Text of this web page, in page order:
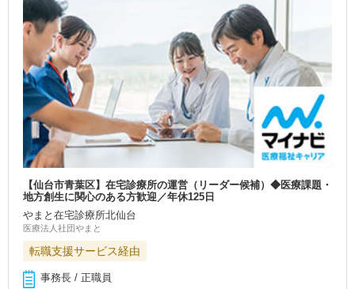
【仙台市青葉区】在宅診療所の運営（リーダー候補）◆医療課題・
地方創生に関心のある方歓迎／年休125日
やまと在宅診療所北仙台
医療法人社団やまと
転職支援サービス経由
事務長 / 正職員